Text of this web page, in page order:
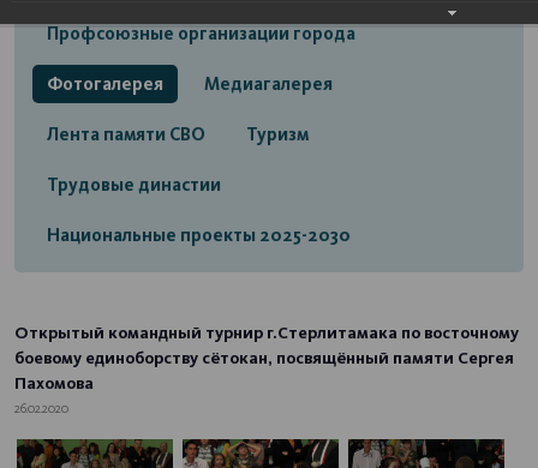
Профсоюзные организации города
Фотогалерея Медиагалерея
Лента памяти СВО Туризм
Трудовые династии
Национальные проекты 2025-2030
Открытый командный турнир г.Стерлитамака по восточному
боевому единоборству сётокан, посвящённый памяти Сергея
Пахомова
26.02.2020